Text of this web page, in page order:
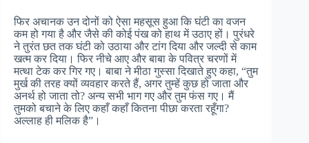
फिर अचानक उन दोनों को ऐसा महसूस हुआ कि घंटी का वजन
कम हो गया है और जैसे की कोई पंख को हाथ में उठाए हों। पुरंधरे
ने तुरंत छत तक घंटी को उठाया और टांग दिया और जल्दी से काम
खत्म कर दिया। फिर नीचे आए और बाबा के पवित्र चरणों में
मत्था टेक कर गिर गए। बाबा ने मीठा गुस्सा दिखाते हुए कहा, “तुम
मुर्ख की तरह क्यों व्यवहार करते हैं, अगर तुम्हें कुछ हो जाता और
अनर्थ हो जाता तो? अन्य सभी भाग गए और तुम फंस गए। मैं
तुमको बचाने के लिए कहाँ कहाँ कितना पीछा करता रहूँगा?
अल्लाह ही मलिक है”।